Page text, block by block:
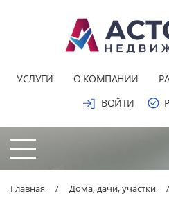
УСЛУГИ О КОМПАНИИ
ВОЙТИ
Главная / Дома, дачи, участки /